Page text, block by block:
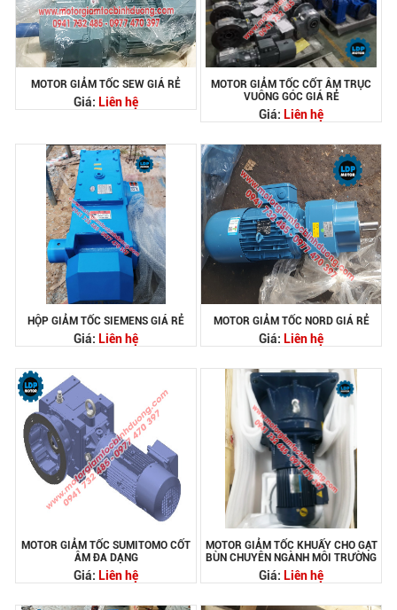
MOTOR GIẢM TỐC SEW GIÁ RẺ
Giá: Liên hệ
MOTOR GIẢM TỐC CỐT ÂM TRỤC
VUÔNG GÓC GIÁ RẺ
Giá: Liên hệ
HỘP GIẢM TỐC SIEMENS GIÁ RẺ
Giá: Liên hệ
MOTOR GIẢM TỐC NORD GIÁ RẺ
Giá: Liên hệ
MOTOR GIẢM TỐC SUMITOMO CỐT
ÂM ĐA DẠNG
Giá: Liên hệ
MOTOR GIẢM TỐC KHUẤY CHO GẠT
BÙN CHUYÊN NGÀNH MÔI TRƯỜNG
Giá: Liên hệ